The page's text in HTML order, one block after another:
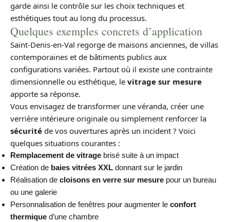
garde ainsi le contrôle sur les choix techniques et
esthétiques tout au long du processus.
Quelques exemples concrets d’application
Saint-Denis-en-Val regorge de maisons anciennes, de villas
contemporaines et de bâtiments publics aux
configurations variées. Partout où il existe une contrainte
dimensionnelle ou esthétique, le vitrage sur mesure
apporte sa réponse.
Vous envisagez de transformer une véranda, créer une
verrière intérieure originale ou simplement renforcer la
sécurité de vos ouvertures après un incident ? Voici
quelques situations courantes :
Remplacement de vitrage brisé suite à un impact
Création de baies vitrées XXL donnant sur le jardin
Réalisation de cloisons en verre sur mesure pour un bureau
ou une galerie
Personnalisation de fenêtres pour augmenter le confort
thermique d’une chambre